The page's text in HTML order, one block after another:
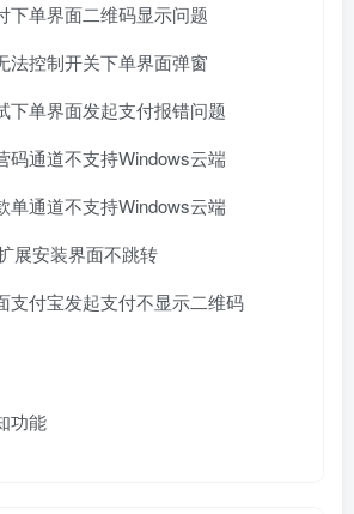
下单界面二维码显示问题
法控制开关下单界面弹窗
下单界面发起支付报错问题
码通道不支持Windows云端
单通道不支持Windows云端
展安装界面不跳转
支付宝发起支付不显示二维码
功能